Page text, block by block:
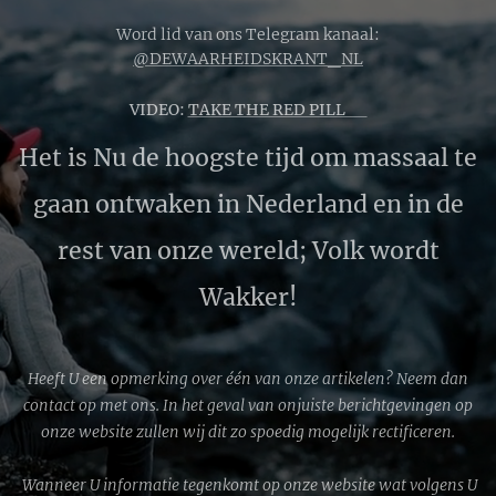
worden gefilterd
en dieprood en
koperkleurig
licht de maan
Word lid van ons Telegram kanaal:
@DEWAARHEIDSKRANT_NL
VIDEO: TAKE THE RED PILL 🔴
Het is Nu de hoogste tijd om massaal te
gaan ontwaken in Nederland en in de
rest van onze wereld; Volk wordt
Wakker!
Heeft U een opmerking over één van onze artikelen? Neem dan
contact op met ons. In het geval van onjuiste berichtgevingen op
onze website zullen wij dit zo spoedig mogelijk rectificeren.
Wanneer U informatie tegenkomt op onze website wat volgens U